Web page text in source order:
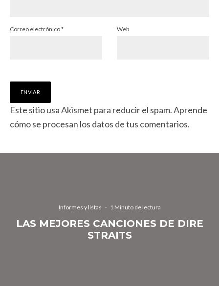
Correo electrónico* Web
Este sitio usa Akismet para reducir el spam.Aprende
cómo se procesan los datos de tus comentarios.
Informes y listas · 1 Minuto de lectura
LAS MEJORES CANCIONES DE DIRE
STRAITS